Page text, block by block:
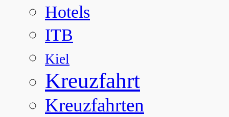
Hotels
ITB
Kiel
Kreuzfahrt
Kreuzfahrten